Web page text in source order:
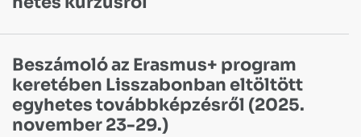
Beszámoló az Erasmus+ program
keretében Lisszabonban eltöltött
egyhetes továbbképzésről (2025.
november 23-29.)